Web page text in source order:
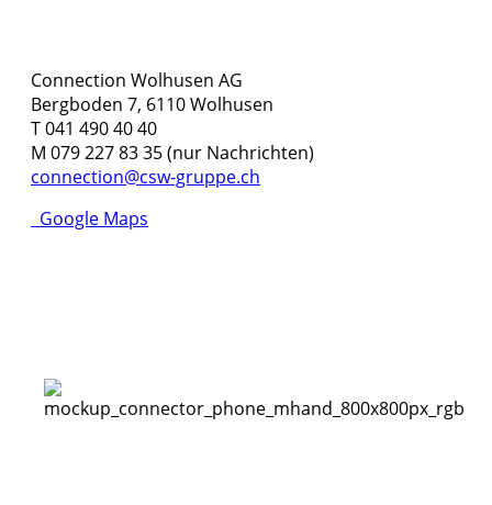
Connection Wolhusen AG
Bergboden 7, 6110 Wolhusen
T 041 490 40 40
M 079 227 83 35 (nur Nachrichten)
connection@csw-gruppe.ch
Google Maps